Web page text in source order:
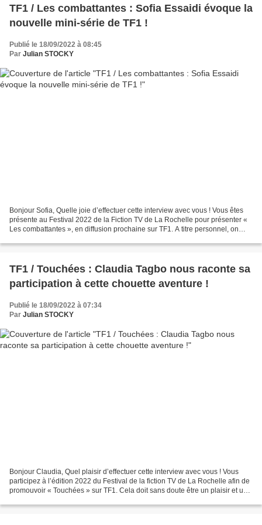
TF1 / Les combattantes : Sofia Essaidi évoque la
nouvelle mini-série de TF1 !
Publié le 18/09/2022 à 08:45
Par Julian STOCKY
Bonjour Sofia, Quelle joie d’effectuer cette interview avec vous ! Vous êtes
présente au Festival 2022 de la Fiction TV de La Rochelle pour présenter «
Les combattantes », en diffusion prochaine sur TF1. A titre personnel, on
TF1 / Touchées : Claudia Tagbo nous raconte sa
participation à cette chouette aventure !
Publié le 18/09/2022 à 07:34
Par Julian STOCKY
Bonjour Claudia, Quel plaisir d’effectuer cette interview avec vous ! Vous
participez à l’édition 2022 du Festival de la fiction TV de La Rochelle afin de
promouvoir « Touchées » sur TF1. Cela doit sans doute être un plaisir et une